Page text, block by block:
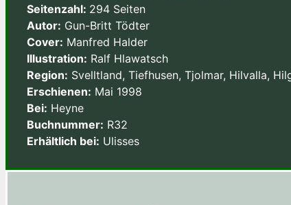
Seitenzahl: 294 Seiten
Autor: Gun-Britt Tödter
Cover: Manfred Halder
Illustration: Ralf Hlawatsch
Region: Svelltland, Tiefhusen, Tjolmar, Hilvalla,
Erschienen: Mai 1998
Bei: Heyne
Buchnummer: R32
Erhältlich bei: Ulisses